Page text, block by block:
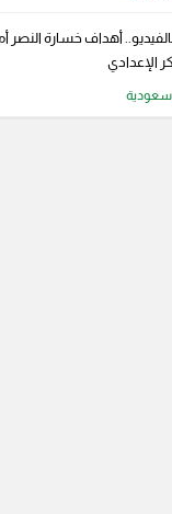
أهداف خسارة النصر
الإعدادي
سعودية